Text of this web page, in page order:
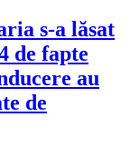
s-a lăsat
de fapte
au
de